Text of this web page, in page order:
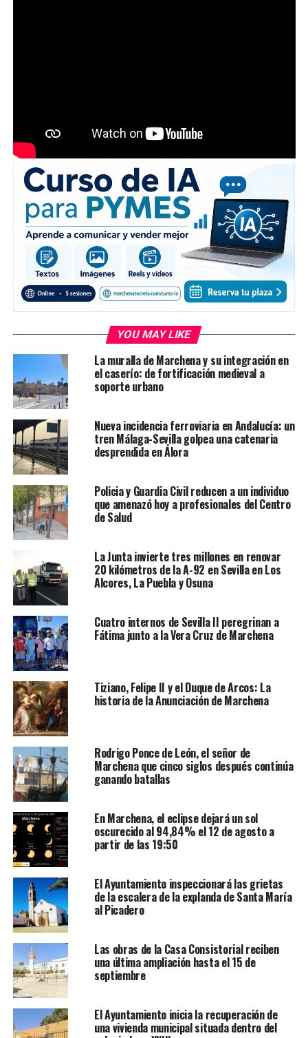
YOU MAY LIKE
La muralla de Marchena y su integración en
el caserío: de fortificación medieval a
soporte urbano
Nueva incidencia ferroviaria en Andalucía: un
tren Málaga-Sevilla golpea una catenaria
desprendida en Álora
Policia y Guardia Civil reducen a un individuo
que amenazó hoy a profesionales del Centro
de Salud
La Junta invierte tres millones en renovar
20 kilómetros de la A-92 en Sevilla en Los
Alcores, La Puebla y Osuna
Cuatro internos de Sevilla II peregrinan a
Fátima junto a la Vera Cruz de Marchena
Tiziano, Felipe II y el Duque de Arcos: La
historia de la Anunciación de Marchena
Rodrigo Ponce de León, el señor de
Marchena que cinco siglos después continúa
ganando batallas
En Marchena, el eclipse dejará un sol
oscurecido al 94,84% el 12 de agosto a
partir de las 19:50
El Ayuntamiento inspeccionará las grietas
de la escalera de la explanda de Santa María
al Picadero
Las obras de la Casa Consistorial reciben
una última ampliación hasta el 15 de
septiembre
El Ayuntamiento inicia la recuperación de
una vivienda municipal situada dentro del